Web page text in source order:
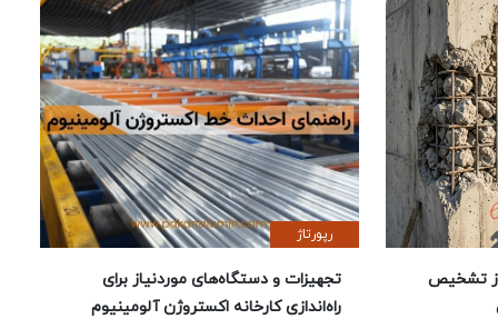
تشخیص
رپورتاژ
تجهیزات و دستگاه‌های موردنیاز برای
راه‌اندازی کارخانه اکستروژن آلومینیوم